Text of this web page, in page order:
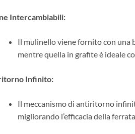
Intercambiabili:
Il mulinello viene fornito con una
mentre quella in grafite è ideale
Infinito:
Il meccanismo di antiritorno
migliorando l’efficacia della